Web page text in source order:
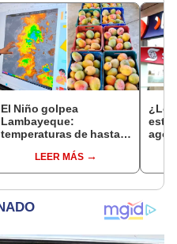
El Niño golpea
Lambayeque:
temperaturas de hasta
producción de mango y
palta
LEER MÁS
este